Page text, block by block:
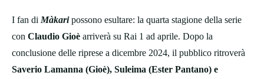
I fan di Màkaripossono esultare: la quarta stagione della serie
con Claudio Gioè arriverà su Rai 1 ad aprile. Dopo la
conclusione delle riprese a dicembre 2024, il pubblico ritroverà
Saverio Lamanna (Gioè), Suleima (Ester Pantano) e